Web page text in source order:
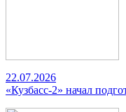
22.07.2026
«Кузбасс-2» начал